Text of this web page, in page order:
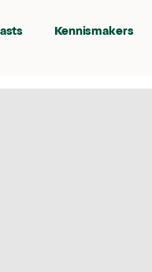
Kennismakers